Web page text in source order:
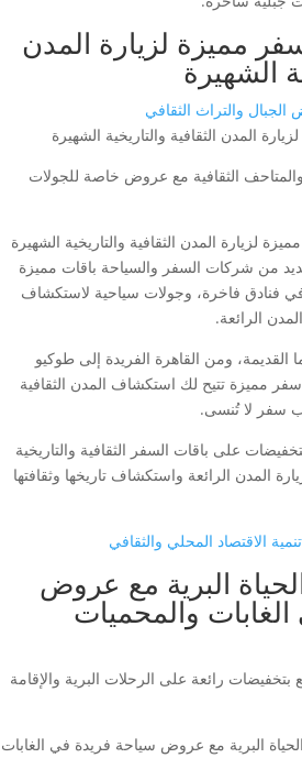
مميزة لزيارة المدن
الشهيرة
والتراث الثقافي
الثقافية مع عروض خاصة للجولات
لزيارة المدن الثقافية والتاريخية الشهيرة
من شركات السفر والسياحة باقات مميزة
في فنادق فاخرة، وجولات سياحية لاستكشاف
الرائعة.
ومن القاهرة الفريدة إلى طوكيو
سفر مميزة تتيح لك استكشاف المدن الثقافية
سفر لا تُنسى.
على باقات السفر الثقافية والتاريخية
المدن الرائعة واستكشاف تاريخها وثقافتها
الاقتصاد المحلي والثقافي
البرية مع عروض
والمحميات
رائعة على الرحلات البرية والإقامة
البرية مع عروض سياحة فريدة في الغابات